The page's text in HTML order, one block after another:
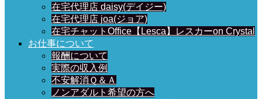
在宅代理店 daisy(デイジー)
在宅代理店 joa(ジョア)
在宅チャットOffice【Lesca】レスカーon Crystal
お仕事について
報酬について
実際の収入例
不安解消Ｑ＆Ａ
ノンアダルト希望の方へ